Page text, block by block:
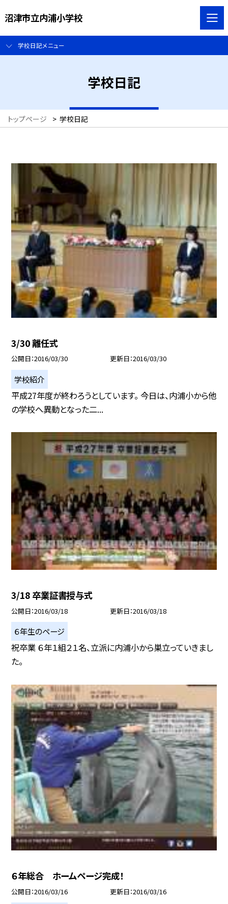
沼津市立内浦小学校
学校日記メニュー
学校日記
トップページ > 学校日記
3/30 離任式
公開日 2016/03/30 更新日 2016/03/30
学校紹介
平成27年度が終わろうとしています。 今日は、内浦小から他
の学校へ異動となった二...
3/18 卒業証書授与式
公開日 2016/03/18 更新日 2016/03/18
６年生のページ
祝卒業 ６年１組２１名、立派に内浦小から巣立っていきまし
た。
６年総合 ホームページ完成！
公開日 2016/03/16 更新日 2016/03/16